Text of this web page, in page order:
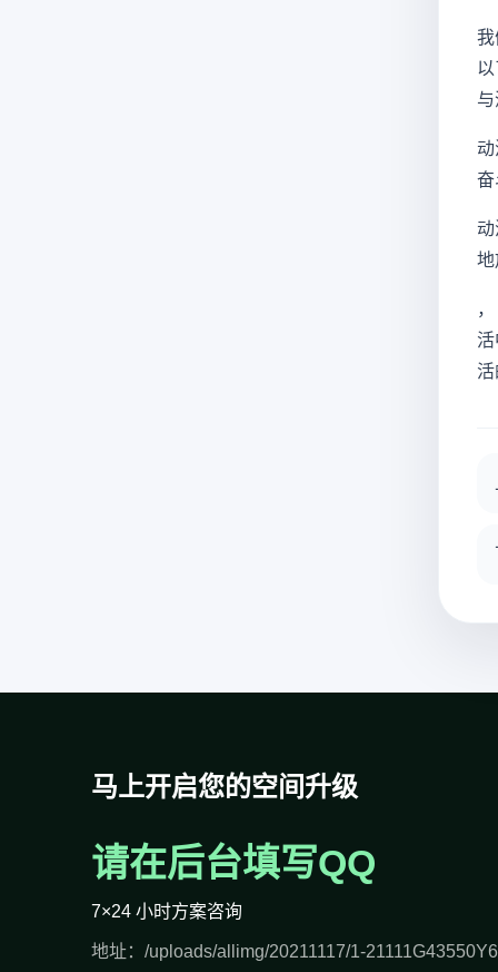
我
动
奋
动
地
马上开启您的空间升级
请在后台填写QQ
7×24 小时方案咨询
地址：/uploads/allimg/20211117/1-